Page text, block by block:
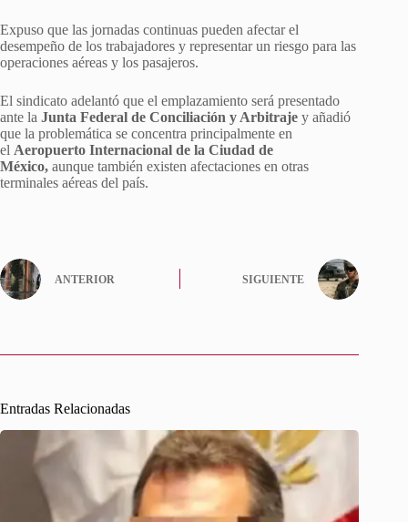
Expuso que las jornadas continuas pueden afectar el
desempeño de los trabajadores y representar un riesgo para las
operaciones aéreas y los pasajeros.
El sindicato adelantó que el emplazamiento será presentado
ante la Junta Federal de Conciliación y Arbitraje y añadió
que la problemática se concentra principalmente en
el Aeropuerto Internacional de la Ciudad de
México, aunque también existen afectaciones en otras
terminales aéreas del país.
ANTERIOR SIGUIENTE
Entradas Relacionadas